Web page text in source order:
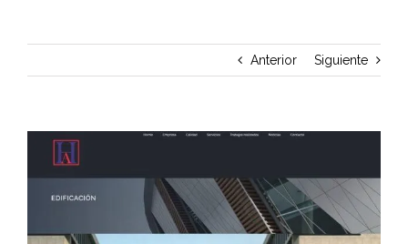
Anterior Siguiente
imagen